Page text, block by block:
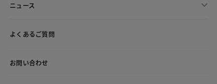
ニュース
よくあるご質問
お問い合わせ